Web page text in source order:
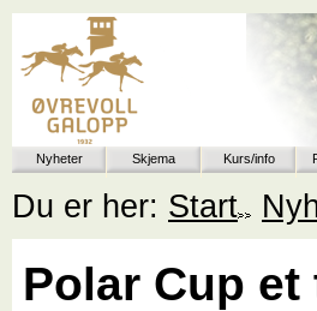
Nyheter Skjema Kurs/info
Du er her: Start
Polar Cup